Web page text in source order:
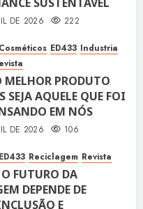
DE 2026 222
Cosméticos ED433 Industria
MELHOR PRODUTO
SEJA AQUELE QUE FOI
EM NÓS
DE 2026 106
ED433 Reciclagem Revista
FUTURO DA
DEPENDE DE
E